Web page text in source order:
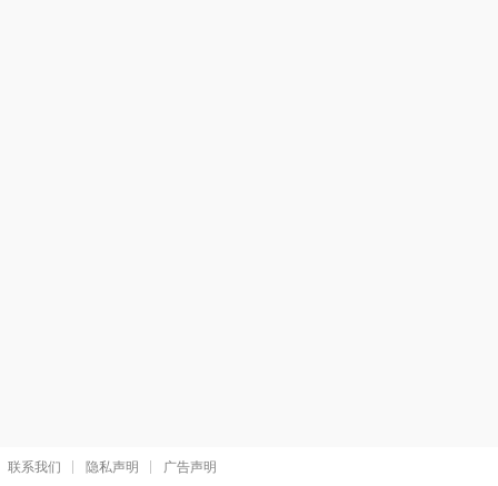
联系我们 隐私声明 广告声明